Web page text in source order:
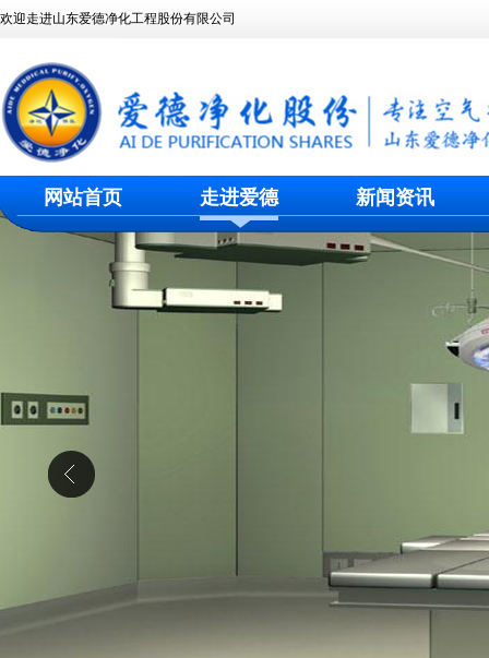
欢迎走进山东爱德净化工程股份有限公司
网站首页 走进爱德 新闻资讯